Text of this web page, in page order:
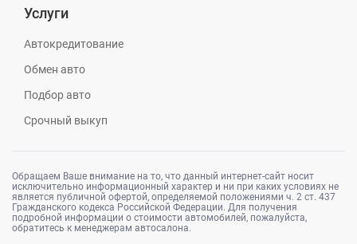
Услуги
Автокредитование
Обмен авто
Подбор авто
Срочный выкуп
Обращаем Ваше внимание на то, что данный интернет-сайт носит
исключительно информационный характер и ни при каких условиях не
является публичной офертой, определяемой положениями ч. 2 ст. 437
Гражданского кодекса Российской Федерации. Для получения
подробной информации о стоимости автомобилей, пожалуйста,
обратитесь к менеджерам автосалона.